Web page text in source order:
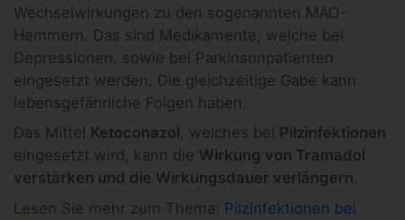
Wechselwirkungen zu den sogenannten MAO-
Hemmern. Das sind Medikamente, welche bei
Depressionen, sowie bei Parkinsonpatienten
eingesetzt werden. Die gleichzeitige Gabe kann
lebensgefährliche Folgen haben.
Das Mittel
Ketoconazol , welches bei
Pilzinfektionen
eingesetzt wird, kann die Wirkung von Tramadol
verstärken und die Wirkungsdauer verlängern.
Lesen Sie mehr zum Thema: Pilzinfektionen bei